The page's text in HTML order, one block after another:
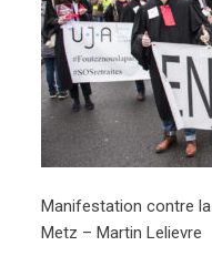
Manifestation contre
Metz – Martin Lelievre